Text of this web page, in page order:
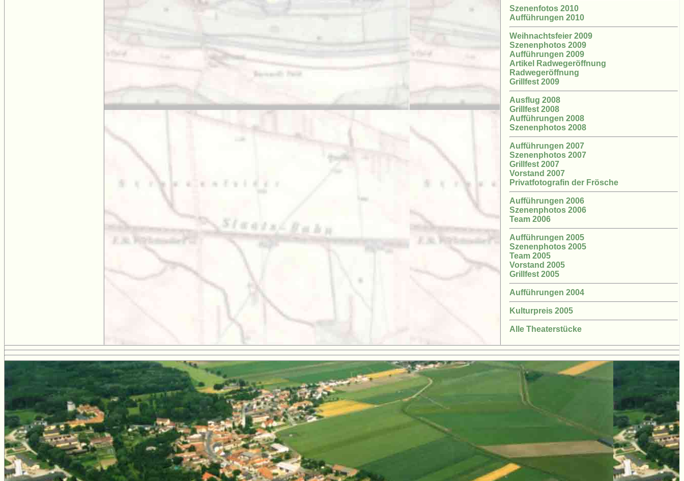
Szenenfotos 2010
Aufführungen 2010
Weihnachtsfeier 2009
Szenenphotos 2009
Aufführungen 2009
Artikel Radwegeröffnung
Radwegeröffnung
Grillfest 2009
Ausflug 2008
Grillfest 2008
Aufführungen 2008
Szenenphotos 2008
Aufführungen 2007
Szenenphotos 2007
Grillfest 2007
Vorstand 2007
Privatfotografin der Frösche
Aufführungen 2006
Szenenphotos 2006
Team 2006
Aufführungen 2005
Szenenphotos 2005
Team 2005
Vorstand 2005
Grillfest 2005
Aufführungen 2004
Kulturpreis 2005
Alle Theaterstücke